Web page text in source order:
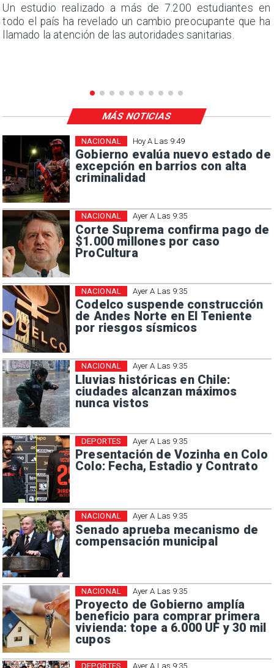
Un estudio realizado a más de 7.200 estudiantes en
todo el país ha revelado un cambio preocupante que ha
llamado la atención de las autoridades sanitarias.
Hoy A Las 9:49
Gobierno evalúa nuevo estado de
excepción en barrios con alta
criminalidad
NACIONAL
Ayer A Las 9:35
Corte Suprema confirma pago de
$1.000 millones por caso
ProCultura
NACIONAL
Ayer A Las 9:35
Codelco suspende construcción
de Andes Norte en El Teniente
por riesgos sísmicos
NACIONAL
Ayer A Las 9:35
Lluvias históricas en Chile:
ciudades alcanzan máximos
nunca vistos
NACIONAL
Ayer A Las 9:35
Presentación de Vozinha en Colo
Colo: Fecha, Estadio y Contrato
DEPORTES
Ayer A Las 9:35
Senado aprueba mecanismo de
compensación municipal
NACIONAL
Ayer A Las 9:35
Proyecto de Gobierno amplía
beneficio para comprar primera
vivienda: tope a 6.000 UF y 30 mil
cupos
NACIONAL
Ayer A Las 9:35
DEPORTES
MÁS NOTICIAS